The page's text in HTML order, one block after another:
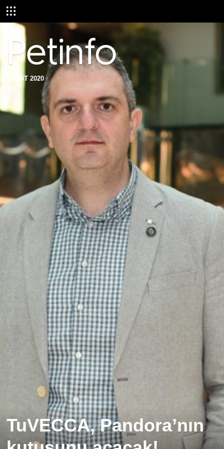
ŞUBAT 2020
TuVECCA, Pandora’nın